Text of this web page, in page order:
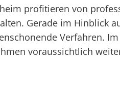
profitieren von
Gerade im Hinblick
Verfahren.
voraussichtlich